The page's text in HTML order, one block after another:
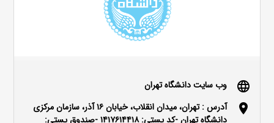
language وب سایت دانشگاه تهران
location_on
آدرس : تهران، میدان انقلاب، خیابان ۱۶ آذر، سازمان مرکزی
دانشگاه تهران -کد پستی: ۱۴۱۷۶۱۴۴۱۸ -صندوق پستی: